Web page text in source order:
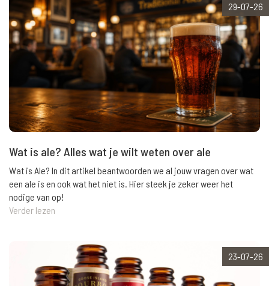
29-07-26
Wat is ale? Alles wat je wilt weten over ale
Wat is Ale? In dit artikel beantwoorden we al jouw vragen over wat
een ale is en ook wat het niet is. Hier steek je zeker weer het
nodige van op!
Verder lezen
23-07-26